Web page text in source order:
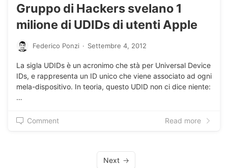
Gruppo di Hackers svelano 1
milione di UDIDs di utenti Apple
Federico Ponzi · Settembre 4, 2012
La sigla UDIDs è un acronimo che stà per Universal Device
IDs, e rappresenta un ID unico che viene associato ad ogni
mela-dispositivo. In teoria, questo UDID non ci dice niente:
…
Comment Read more
Next